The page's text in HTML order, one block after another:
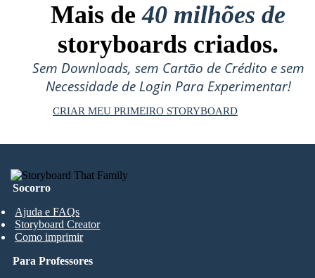
Mais de40 milhões de
storyboards criados.
Sem Downloads, sem Cartão de Crédito e sem
Necessidade de Login Para Experimentar!
CRIAR MEU PRIMEIRO STORYBOARD
Socorro
Ajuda e FAQs
Storyboard Creator
Como imprimir
Para Professores